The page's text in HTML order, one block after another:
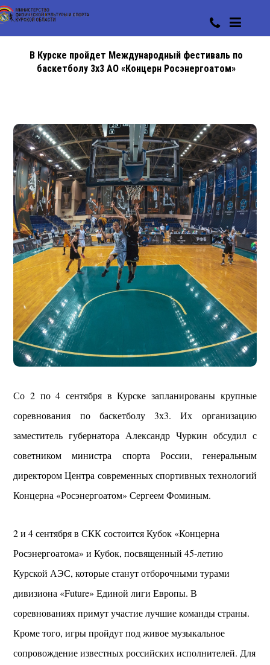
В Курске пройдет Международный фестиваль по
баскетболу 3х3 АО «Концерн Росэнергоатом»
Со 2 по 4 сентября в Курске запланированы крупные
соревнования по баскетболу 3х3. Их организацию
заместитель губернатора Александр Чуркин обсудил с
советником министра спорта России, генеральным
директором Центра современных спортивных технологий
Концерна «Росэнергоатом» Сергеем Фоминым.
2 и 4 сентября в СКК состоится Кубок «Концерна
Росэнергоатома» и Кубок, посвященный 45-летию
Курской АЭС, которые станут отборочными турами
дивизиона «Future» Единой лиги Европы. В
соревнованиях примут участие лучшие команды страны.
Кроме того, игры пройдут под живое музыкальное
сопровождение известных российских исполнителей. Для